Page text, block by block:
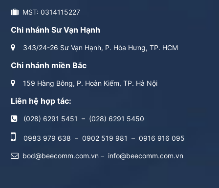
MST: 0314115227
Chi nhánh Sư Vạn Hạnh
343/24-26 Sư Vạn Hạnh, P. Hòa Hưng, TP. HCM
Chi nhánh miền Bắc
159 Hàng Bông, P. Hoàn Kiếm, TP. Hà Nội
Liên hệ hợp tác:
(028) 6291 5451 – (028) 6291 5450
0983 979 638 – 0902 519 981 – 0916 916 095
bod@beecomm.com.vn – info@beecomm.com.vn